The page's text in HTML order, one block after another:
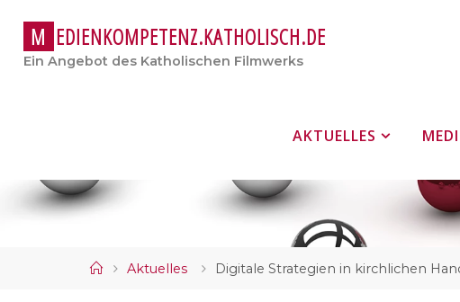
M EDIENKOMPETENZ.KATHOLISCH.DE
Ein Angebot des Katholischen Filmwerks
springen
AKTUELLES
StartAktuelles Digitale Strategien in kirchlichen